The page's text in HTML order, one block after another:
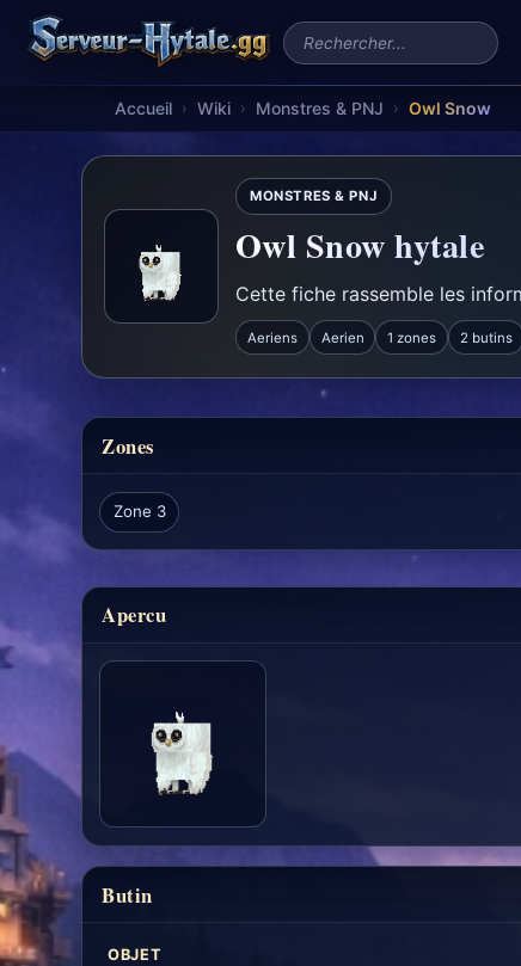
Rechercher un serveur
Accueil › Wiki › Monstres & PNJ › Owl Snow
MONSTRES & PNJ
Owl Snow hytale
Cette fiche rassemble les
Aeriens Aerien 1 zones 2 butins
Zones
Zone 3
Apercu
Butin
OBJET